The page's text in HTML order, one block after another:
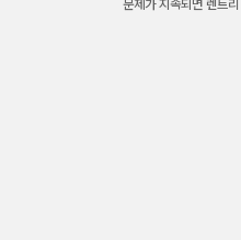
문제가 지속되면 렌트